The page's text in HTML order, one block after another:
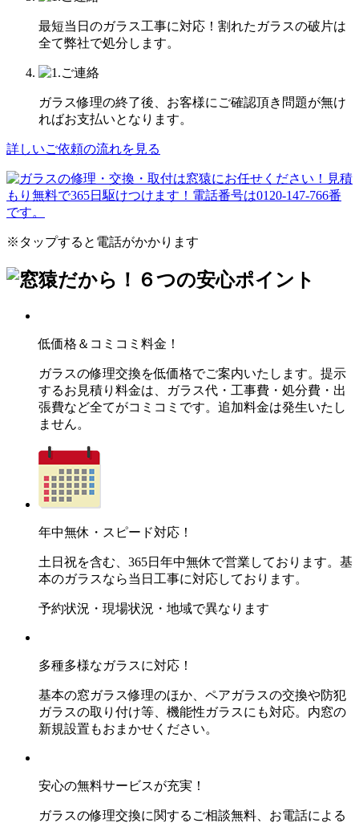
最短当日のガラス工事に対応！割れたガラスの破片は
全て弊社で処分します。
ガラス修理の終了後、お客様にご確認頂き問題が無け
ればお支払いとなります。
詳しいご依頼の流れを見る
※タップすると電話がかかります
低価格＆コミコミ料金！
ガラスの修理交換を低価格でご案内いたします。提示
するお見積り料金は、ガラス代・工事費・処分費・出
張費など全てがコミコミです。追加料金は発生いたし
ません。
年中無休・スピード対応！
土日祝を含む、365日年中無休で営業しております。基
本のガラスなら当日工事に対応しております。
予約状況・現場状況・地域で異なります
多種多様なガラスに対応！
基本の窓ガラス修理のほか、ペアガラスの交換や防犯
ガラスの取り付け等、機能性ガラスにも対応。内窓の
新規設置もおまかせください。
安心の無料サービスが充実！
ガラスの修理交換に関するご相談無料、お電話による